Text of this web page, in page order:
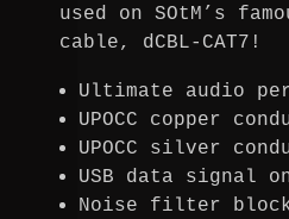
used on SOtM’s
cable, dCBL-CAT7!
Ultimate audio
UPOCC copper
UPOCC silver
USB data signal
Noise filter